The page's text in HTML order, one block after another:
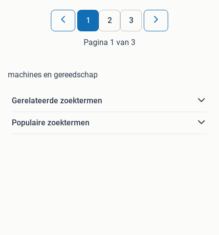
1 2 3
Pagina 1 van 3
machines en gereedschap
Gerelateerde zoektermen
Populaire zoektermen